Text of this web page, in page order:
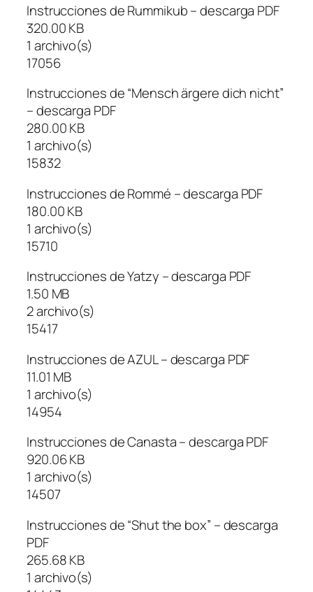
Instrucciones de Rummikub – descarga PDF
320.00 KB
1 archivo(s)
17056
Instrucciones de “Mensch ärgere dich nicht”
– descarga PDF
280.00 KB
1 archivo(s)
15832
Instrucciones de Rommé – descarga PDF
180.00 KB
1 archivo(s)
15710
Instrucciones de Yatzy – descarga PDF
1.50 MB
2 archivo(s)
15417
Instrucciones de AZUL – descarga PDF
11.01 MB
1 archivo(s)
14954
Instrucciones de Canasta – descarga PDF
920.06 KB
1 archivo(s)
14507
Instrucciones de “Shut the box” – descarga
PDF
265.68 KB
1 archivo(s)